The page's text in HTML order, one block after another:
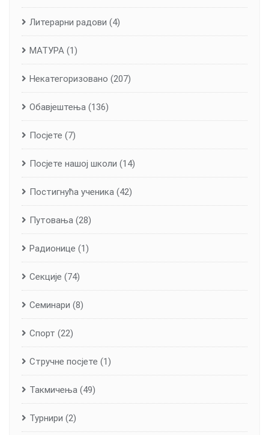
Литерарни радови (4)
МАТУРА (1)
Некатегоризовано (207)
Обавјештења (136)
Посјете (7)
Посјете нашој школи (14)
Постигнућа ученика (42)
Путовања (28)
Радионице (1)
Секције (74)
Семинари (8)
Спорт (22)
Стручне посјете (1)
Такмичења (49)
Турнири (2)